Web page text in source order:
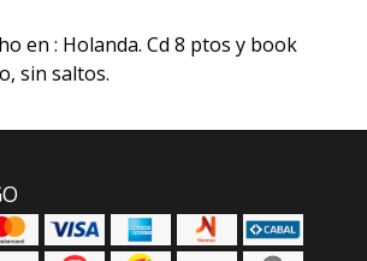
en : Holanda. Cd 8 ptos y book
sin saltos.